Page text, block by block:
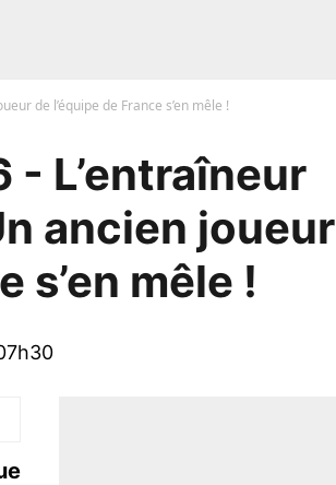
de l’équipe de France s’en mêle !
L’entraîneur
ancien joueur
s’en mêle !